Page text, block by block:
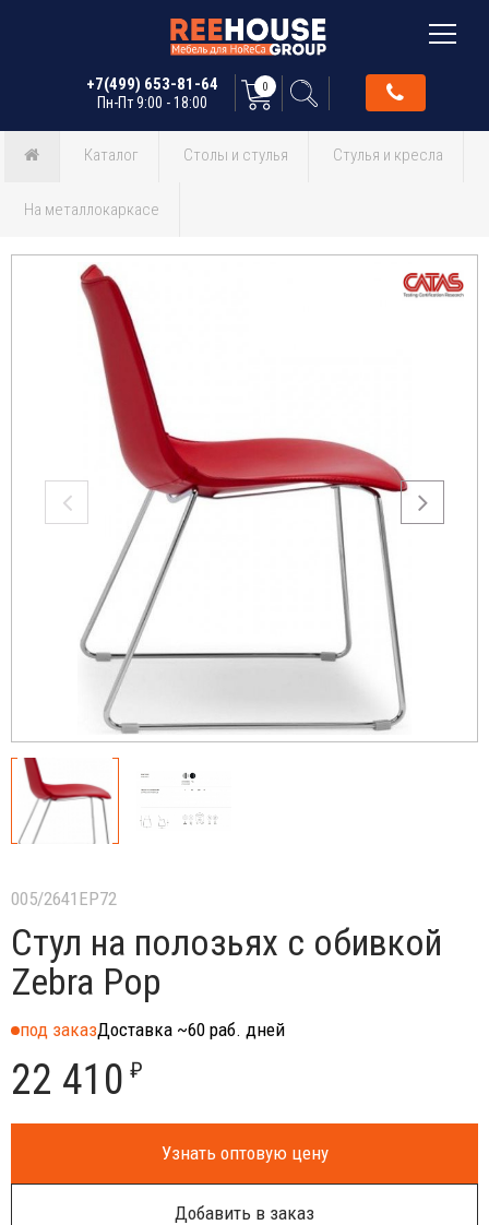
+7(499) 653-81-64
Пн-Пт 9:00 - 18:00
0
Каталог Столы и стулья Стулья и кресла
На металлокаркасе
005/2641EP72
Стул на полозьях с обивкой
Zebra Pop
под заказДоставка ~60 раб. дней
22 410 ₽
Узнать оптовую цену
Добавить в заказ